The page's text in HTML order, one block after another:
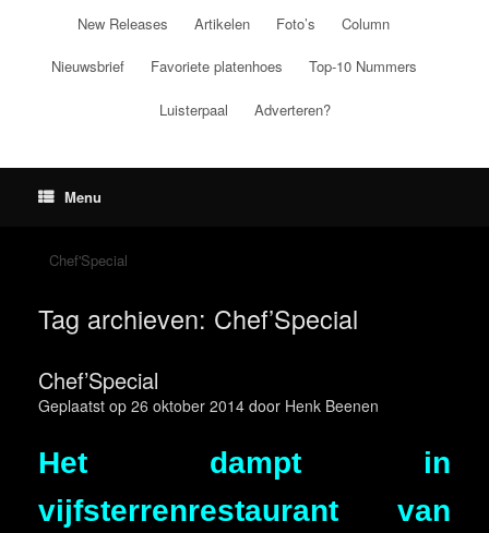
New Releases Artikelen Foto’s Column
Nieuwsbrief Favoriete platenhoes Top-10 Nummers
Luisterpaal Adverteren?
Menu
Chef'Special
Tag archieven: Chef’Special
Chef’Special
Geplaatst op 26 oktober 2014 door Henk Beenen
Het dampt in
vijfsterrenrestaurant van